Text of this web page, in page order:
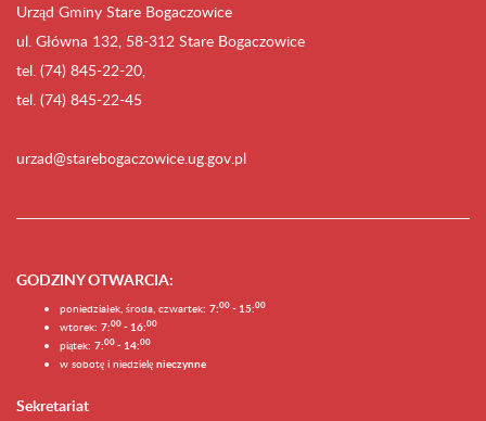
Urząd Gminy Stare Bogaczowice
ul. Główna 132, 58-312 Stare Bogaczowice
tel. (74) 845-22-20,
tel. (74) 845-22-45
urzad@starebogaczowice.ug.gov.pl
GODZINY OTWARCIA:
poniedziałek, środa, czwartek: 7:00 - 15:00
wtorek: 7:00 - 16:00
piątek: 7:00 - 14:00
w sobotę i niedzielę nieczynne
Sekretariat